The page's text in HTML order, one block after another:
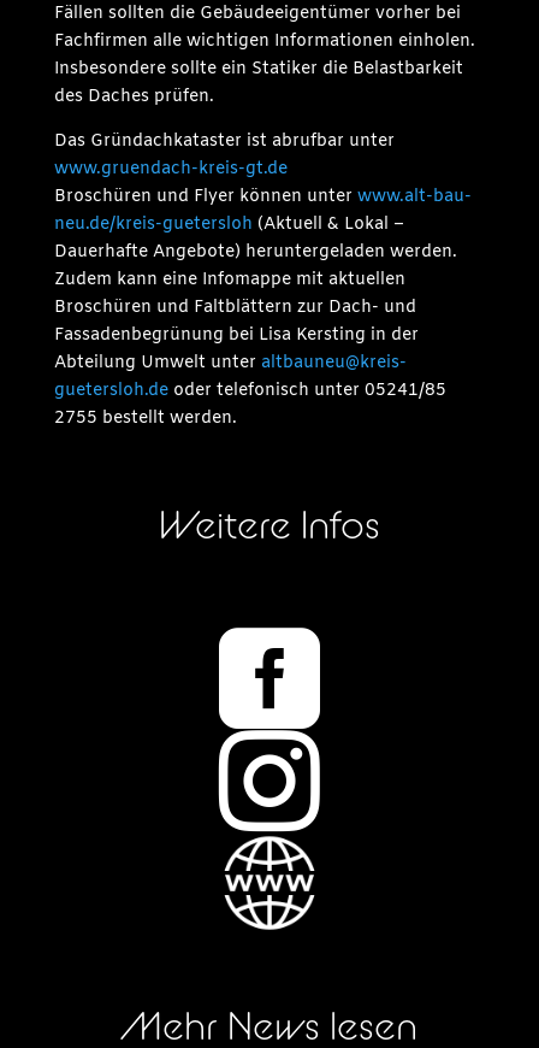
Fällen sollten die Gebäudeeigentümer vorher bei
Fachfirmen alle wichtigen Informationen einholen.
Insbesondere sollte ein Statiker die Belastbarkeit
des Daches prüfen.
Das Gründachkataster ist abrufbar unter
www.gruendach-kreis-gt.de
Broschüren und Flyer können unter www.alt-bau-
neu.de/kreis-guetersloh (Aktuell & Lokal –
Dauerhafte Angebote) heruntergeladen werden.
Zudem kann eine Infomappe mit aktuellen
Broschüren und Faltblättern zur Dach- und
Fassadenbegrünung bei Lisa Kersting in der
Abteilung Umwelt unter altbauneu@kreis-
guetersloh.deoder telefonisch unter 05241/85
2755 bestellt werden.
Weitere Infos


Mehr News lesen